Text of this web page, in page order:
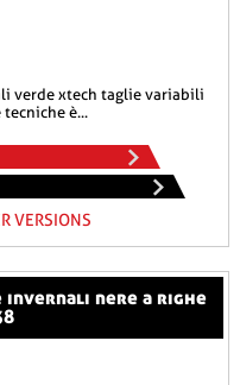
è...
VERSIONS